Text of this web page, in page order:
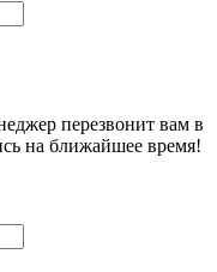
перезвонит вам в
на ближайшее время!